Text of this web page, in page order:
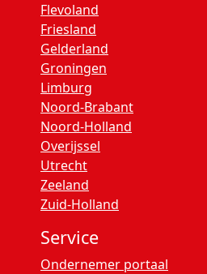
Flevoland
Friesland
Gelderland
Groningen
Limburg
Noord-Brabant
Noord-Holland
Overijssel
Utrecht
Zeeland
Zuid-Holland
Service
Ondernemer portaal